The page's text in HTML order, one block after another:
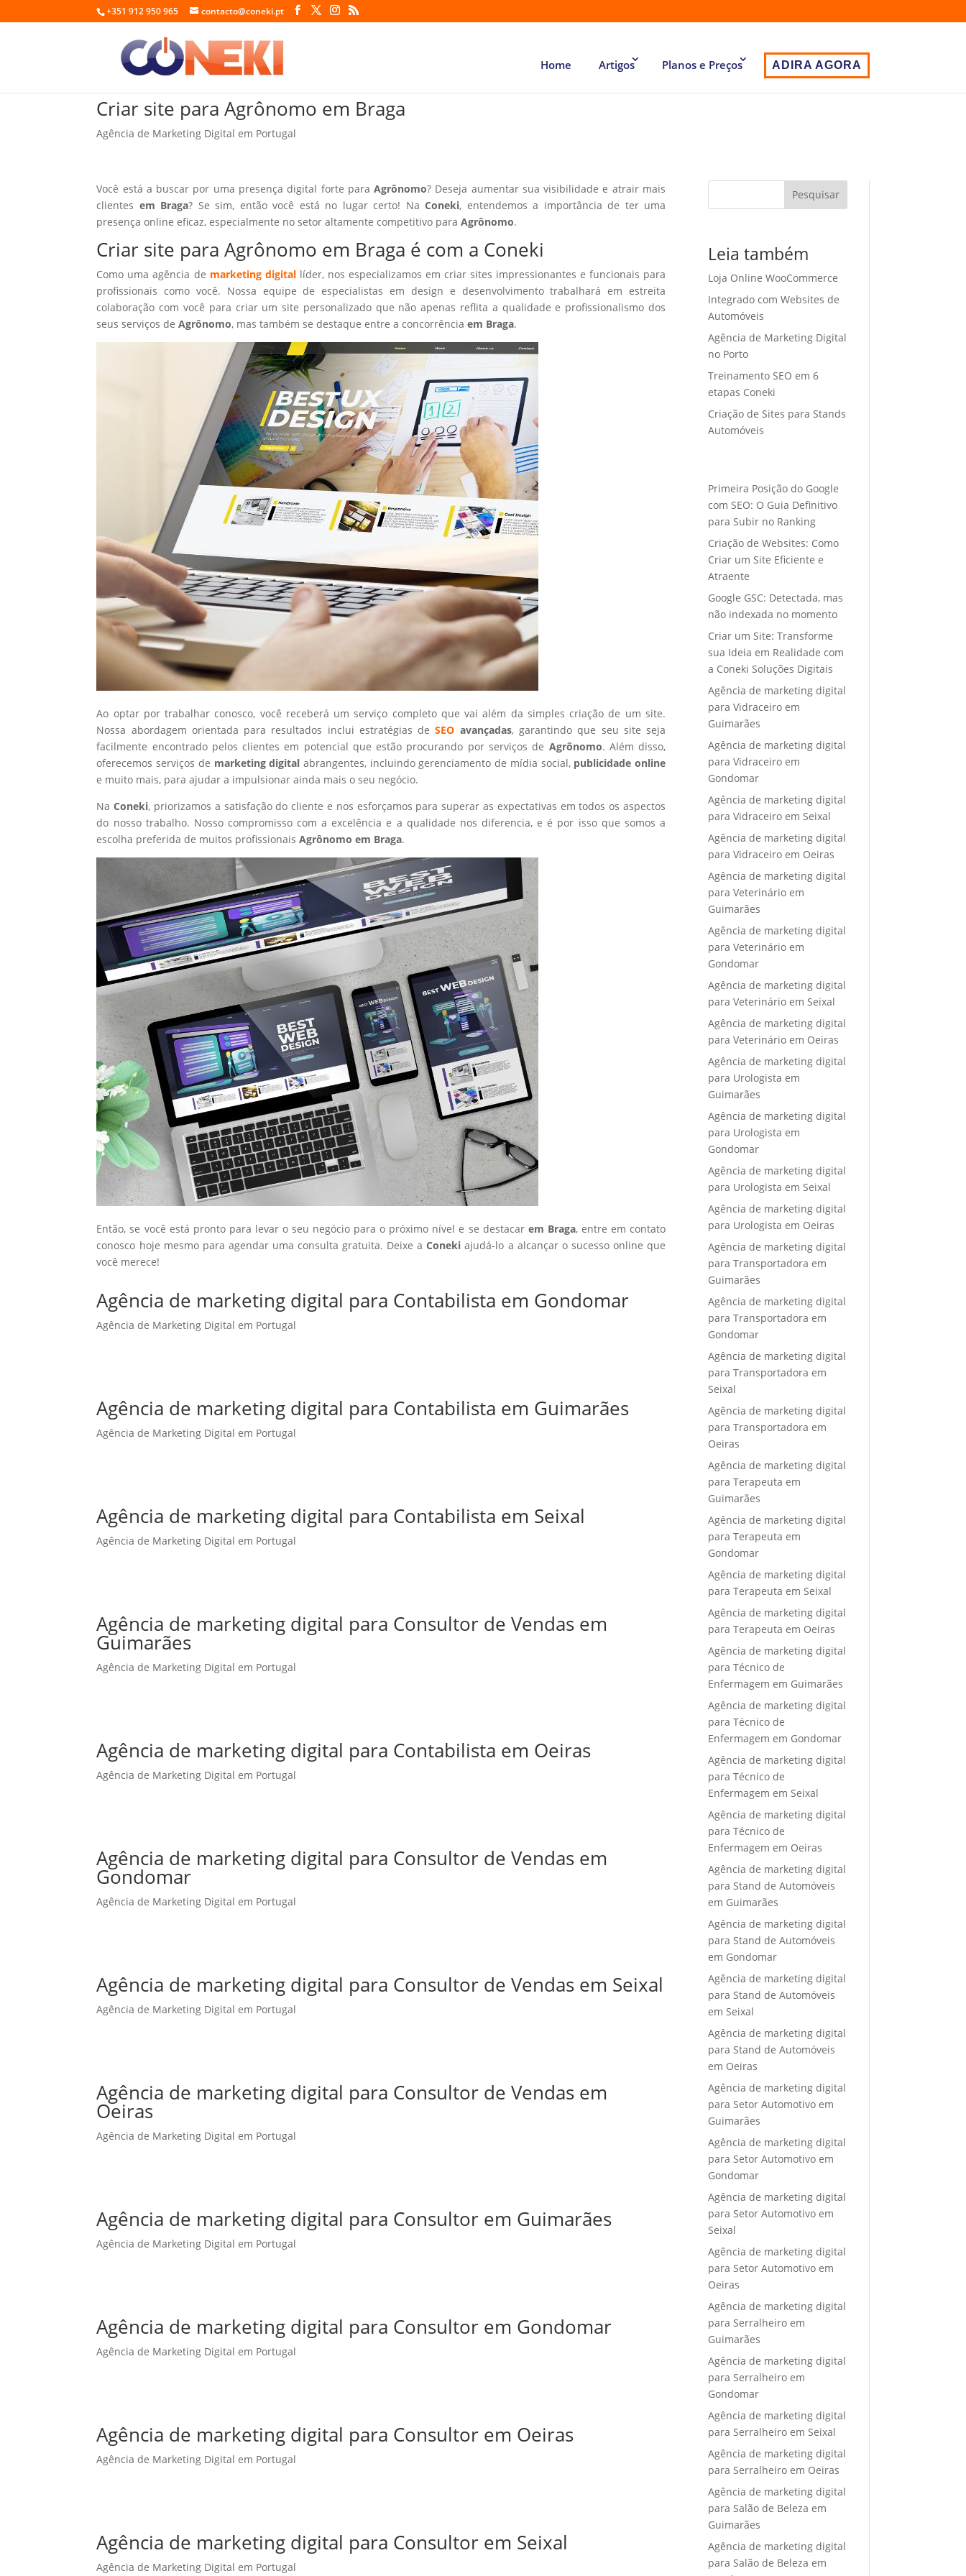
+351 912 950 965 contacto@coneki.pt
Home Artigos Planos e Preços ADIRA AGORA
Criar site para Agrônomo em Braga
Agência de Marketing Digital em Portugal
Você está a buscar por uma presença digital forte paraAgrônomo? Deseja aumentar sua visibilidade e atrair mais
clientes em Braga? Se sim, então você está no lugar certo! NaConeki, entendemos a importância de ter uma
presença online eficaz, especialmente no setor altamente competitivo paraAgrônomo.
Criar site para Agrônomo em Braga é com a Coneki
Como uma agência de marketing digitallíder, nos especializamos em criar sites impressionantes e funcionais para
profissionais como você. Nossa equipe de especialistas em design e desenvolvimento trabalhará em estreita
colaboração com você para criar um site personalizado que não apenas reflita a qualidade e profissionalismo dos
seus serviços deAgrônomo, mas também se destaque entre a concorrênciaem Braga.
Ao optar por trabalhar conosco, você receberá um serviço completo que vai além da simples criação de um site.
Nossa abordagem orientada para resultados inclui estratégias deSEO avançadas, garantindo que seu site seja
facilmente encontrado pelos clientes em potencial que estão procurando por serviços de Agrônomo. Além disso,
oferecemos serviços de marketing digital abrangentes, incluindo gerenciamento de mídia social, publicidade online
e muito mais, para ajudar a impulsionar ainda mais o seu negócio.
NaConeki, priorizamos a satisfação do cliente e nos esforçamos para superar as expectativas em todos os aspectos
do nosso trabalho. Nosso compromisso com a excelência e a qualidade nos diferencia, e é por isso que somos a
escolha preferida de muitos profissionaisAgrônomo em Braga.
Então, se você está pronto para levar o seu negócio para o próximo nível e se destacar em Braga, entre em contato
conosco hoje mesmo para agendar uma consulta gratuita. Deixe aConeki ajudá-lo a alcançar o sucesso online que
você merece!
Agência de marketing digital para Contabilista em Gondomar
Agência de Marketing Digital em Portugal
Agência de marketing digital para Contabilista em Guimarães
Agência de Marketing Digital em Portugal
Agência de marketing digital para Contabilista em Seixal
Agência de Marketing Digital em Portugal
Agência de marketing digital para Consultor de Vendas em
Guimarães
Agência de Marketing Digital em Portugal
Agência de marketing digital para Contabilista em Oeiras
Agência de Marketing Digital em Portugal
Agência de marketing digital para Consultor de Vendas em
Gondomar
Agência de Marketing Digital em Portugal
Agência de marketing digital para Consultor de Vendas em Seixal
Agência de Marketing Digital em Portugal
Agência de marketing digital para Consultor de Vendas em
Oeiras
Agência de Marketing Digital em Portugal
Agência de marketing digital para Consultor em Guimarães
Agência de Marketing Digital em Portugal
Agência de marketing digital para Consultor em Gondomar
Agência de Marketing Digital em Portugal
Agência de marketing digital para Consultor em Oeiras
Agência de Marketing Digital em Portugal
Agência de marketing digital para Consultor em Seixal
Agência de Marketing Digital em Portugal
Pesquisar
Leia também
Loja Online WooCommerce
Integrado com Websites de
Automóveis
Agência de Marketing Digital
no Porto
Treinamento SEO em 6
etapas Coneki
Criação de Sites para Stands
Automóveis
Primeira Posição do Google
com SEO: O Guia Definitivo
para Subir no Ranking
Criação de Websites: Como
Criar um Site Eficiente e
Atraente
Google GSC: Detectada, mas
não indexada no momento
Criar um Site: Transforme
sua Ideia em Realidade com
a Coneki Soluções Digitais
Agência de marketing digital
para Vidraceiro em
Guimarães
Agência de marketing digital
para Vidraceiro em
Gondomar
Agência de marketing digital
para Vidraceiro em Seixal
Agência de marketing digital
para Vidraceiro em Oeiras
Agência de marketing digital
para Veterinário em
Guimarães
Agência de marketing digital
para Veterinário em
Gondomar
Agência de marketing digital
para Veterinário em Seixal
Agência de marketing digital
para Veterinário em Oeiras
Agência de marketing digital
para Urologista em
Guimarães
Agência de marketing digital
para Urologista em
Gondomar
Agência de marketing digital
para Urologista em Seixal
Agência de marketing digital
para Urologista em Oeiras
Agência de marketing digital
para Transportadora em
Guimarães
Agência de marketing digital
para Transportadora em
Gondomar
Agência de marketing digital
para Transportadora em
Seixal
Agência de marketing digital
para Transportadora em
Oeiras
Agência de marketing digital
para Terapeuta em
Guimarães
Agência de marketing digital
para Terapeuta em
Gondomar
Agência de marketing digital
para Terapeuta em Seixal
Agência de marketing digital
para Terapeuta em Oeiras
Agência de marketing digital
para Técnico de
Enfermagem em Guimarães
Agência de marketing digital
para Técnico de
Enfermagem em Gondomar
Agência de marketing digital
para Técnico de
Enfermagem em Seixal
Agência de marketing digital
para Técnico de
Enfermagem em Oeiras
Agência de marketing digital
para Stand de Automóveis
em Guimarães
Agência de marketing digital
para Stand de Automóveis
em Gondomar
Agência de marketing digital
para Stand de Automóveis
em Seixal
Agência de marketing digital
para Stand de Automóveis
em Oeiras
Agência de marketing digital
para Setor Automotivo em
Guimarães
Agência de marketing digital
para Setor Automotivo em
Gondomar
Agência de marketing digital
para Setor Automotivo em
Seixal
Agência de marketing digital
para Setor Automotivo em
Oeiras
Agência de marketing digital
para Serralheiro em
Guimarães
Agência de marketing digital
para Serralheiro em
Gondomar
Agência de marketing digital
para Serralheiro em Seixal
Agência de marketing digital
para Serralheiro em Oeiras
Agência de marketing digital
para Salão de Beleza em
Guimarães
Agência de marketing digital
para Salão de Beleza em